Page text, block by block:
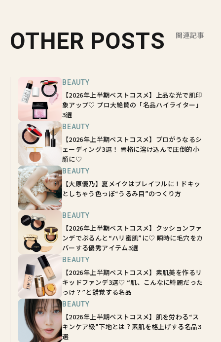
OTHER POSTS 関連記事
BEAUTY
【2026年上半期ベストコスメ】上品な光で肌印
象アップ♡ プロ大絶賛の「名品ハイライター」
3選
BEAUTY
【2026年上半期ベストコスメ】プロがうなるシ
ェーディング3選！ 骨格に溶け込んで圧倒的小
顔に♡
BEAUTY
【大原優乃】夏メイクはプレイフルに！ドキッ
としちゃう色っぽ“うるみ目”のつくり方
BEAUTY
【2026年上半期ベストコスメ】クッションファ
ンデでぷるんと“ハリ蜜肌”に♡ 瞬時に毛穴をカ
バーする優秀アイテム3選
BEAUTY
【2026年上半期ベストコスメ】素肌美を作るリ
キッドファンデ3選♡ “肌、こんなに綺麗だった
っけ？”と錯覚する名品
BEAUTY
【2026年上半期ベストコスメ】肌を労わる“ス
キンケア級”下地とは？素肌を格上げする名品3
選